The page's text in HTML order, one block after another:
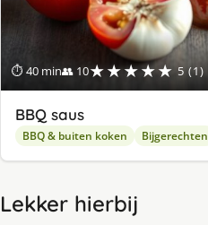
⏱ 40 min👥 10★★★★★ 5 (1)
BBQ saus
BBQ & buiten koken Bijgerechten
Lekker hierbij